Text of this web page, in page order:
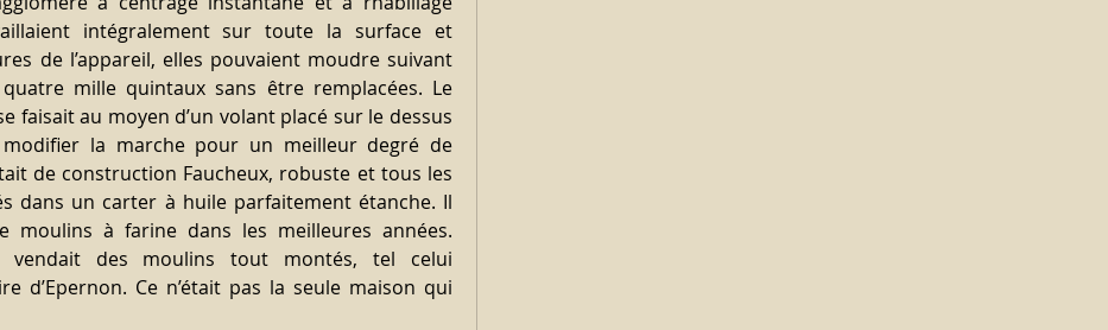
intégralement sur toute la surface et
de l’appareil, elles pouvaient moudre suivant
mille quintaux sans être remplacées. Le
faisait au moyen d’un volant placé sur le dessus
la marche pour un meilleur degré de
de construction Faucheux, robuste et tous les
dans un carter à huile parfaitement étanche. Il
moulins à farine dans les meilleures années.
vendait des moulins tout montés, tel celui
d’Epernon. Ce n’était pas la seule maison qui